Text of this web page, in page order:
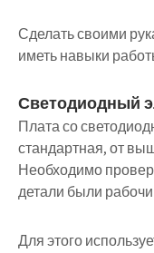
Сделать своими
иметь навыки
Светодиодный
Плата со
стандартная, от
Необходимо
детали были
Для этого